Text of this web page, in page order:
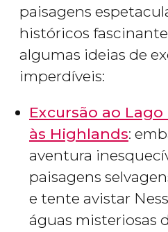
paisagens
históricos
algumas ideias de
imperdíveis:
Excursão ao Lago
às Highlands:
aventura
paisagens
e tente avistar
águas misteriosas